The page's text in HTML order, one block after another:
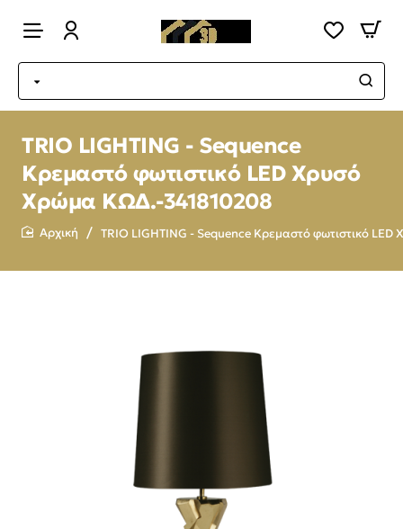
TRIO LIGHTING - Sequence
Κρεμαστό φωτιστικό LED Χρυσό
Χρώμα ΚΩΔ.-341810208
TRIO LIGHTING - Sequence Κρεμαστό φωτιστικό